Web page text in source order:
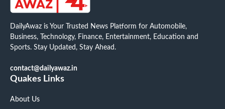
DailyAwaz is Your Trusted News Platform for Automobile,
Business, Technology, Finance, Entertainment, Education and
Sports. Stay Updated, Stay Ahead.
contact@dailyawaz.in
Quakes Links
About Us